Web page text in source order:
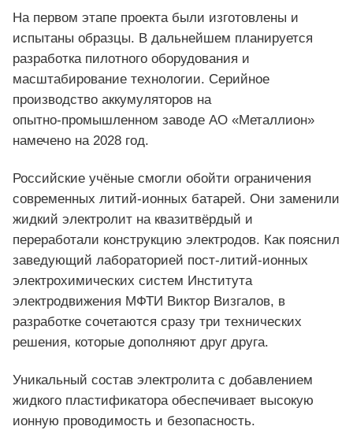
На первом этапе проекта были изготовлены и
испытаны образцы. В дальнейшем планируется
разработка пилотного оборудования и
масштабирование технологии. Серийное
производство аккумуляторов на
опытно‑промышленном заводе АО «Металлион»
намечено на 2028 год.
Российские учёные смогли обойти ограничения
современных литий‑ионных батарей. Они заменили
жидкий электролит на квазитвёрдый и
переработали конструкцию электродов. Как пояснил
заведующий лабораторией пост‑литий‑ионных
электрохимических систем Института
электродвижения МФТИ Виктор Визгалов, в
разработке сочетаются сразу три технических
решения, которые дополняют друг друга.
Уникальный состав электролита с добавлением
жидкого пластификатора обеспечивает высокую
ионную проводимость и безопасность.